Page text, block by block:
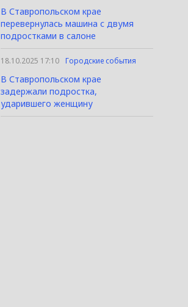
В Ставропольском крае
перевернулась машина с двумя
подростками в салоне
18.10.2025 17:10 Городские события
В Ставропольском крае
задержали подростка,
ударившего женщину